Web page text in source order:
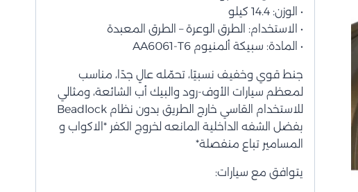
• الوزن: 14.4 كيلو
• الاستخدام: الطرق الوعرة – الطرق المعبدة
• المادة: سبيكة ألمنيوم AA6061-T6
جنط قوي وخفيف نسبيًا، تحمّله عالٍ جدًا، مناسب
لمعظم سيارات الأوف-رود والبيك أب الشائعة، ومثالي
للاستخدام القاسي خارج الطريق بدون نظام Beadlock
بفضل الشفه الداخلية المانعه لخروج الكفر *الاكواب و
المسامير تباع منفصلة*
يتوافق مع سيارات: